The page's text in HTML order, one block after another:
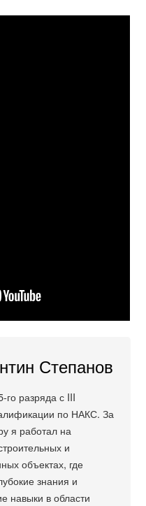
Степанов
го разряда с III
по НАКС. За
я работал на
и
объектах, где
знания и
навыки в области